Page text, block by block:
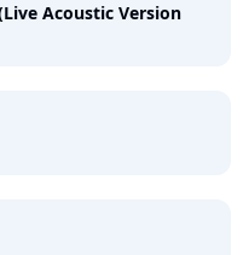
Acoustic Version